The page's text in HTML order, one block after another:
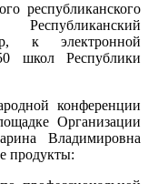
республиканского
к электронной
школ Республики
конференции
Организации
Владимировна
продукты: